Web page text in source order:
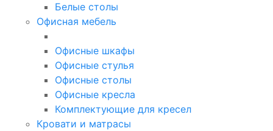
Белые столы
Офисная мебель
Офисные шкафы
Офисные стулья
Офисные столы
Офисные кресла
Комплектующие для кресел
Кровати и матрасы